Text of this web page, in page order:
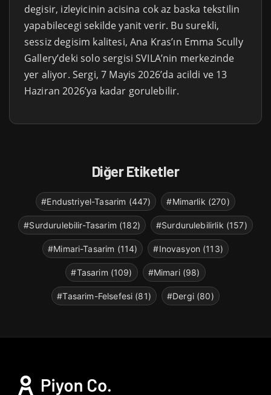
degisir, izleyicinin acisina cok az baska tekstilin
yapabilecegi sekilde yanit verir. Bu surekli,
sessiz degisim kalitesi, Ana Kras’ın Emma Scully
Gallery’deki solo sergisi SVILA’nin merkezinde
yer aliyor. Sergi, 7 Mayis 2026’da acildi ve 13
Haziran 2026’ya kadar gorulebilir.
Diğer Etiketler
#Endustriyel-Tasarim (447) #Mimarlik (270)
#Surdurulebilir-Tasarim (182) #Surdurulebilirlik (157)
#Mimari-Tasarim (114) #Inovasyon (113)
#Tasarim (109) #Mimari (98)
#Tasarim-Felsefesi (81) #Dergi (80)